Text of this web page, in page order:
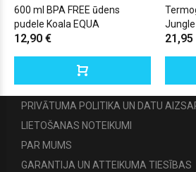
600 ml BPA FREE ūdens
pudele Koala EQUA
12,90 € 21,95
PRIVĀTUMA POLITIKA UN DATU
LIETOŠANAS NOTEIKUMI
PAR MUMS
GARANTIJA UN ATTEIKUMA TIESĪBAS